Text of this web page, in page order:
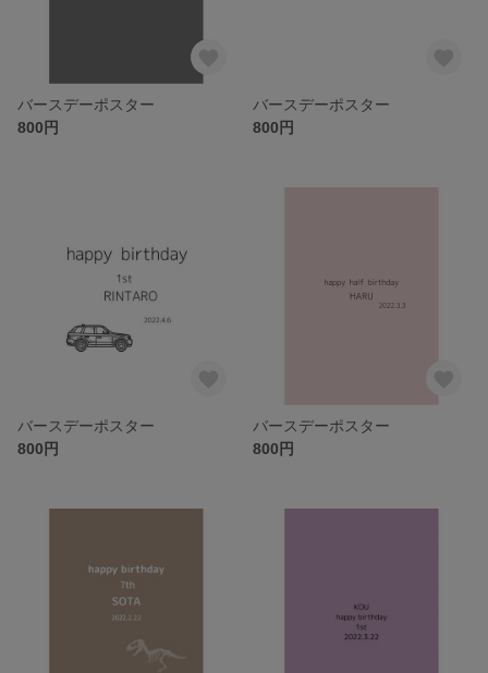
バースデーポスター
800円
バースデーポスター
800円
バースデーポスター
800円
バースデーポスター
800円